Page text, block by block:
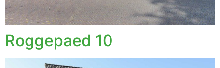
Roggepaed 10